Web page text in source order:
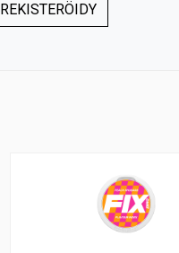
REKISTERÖIDY